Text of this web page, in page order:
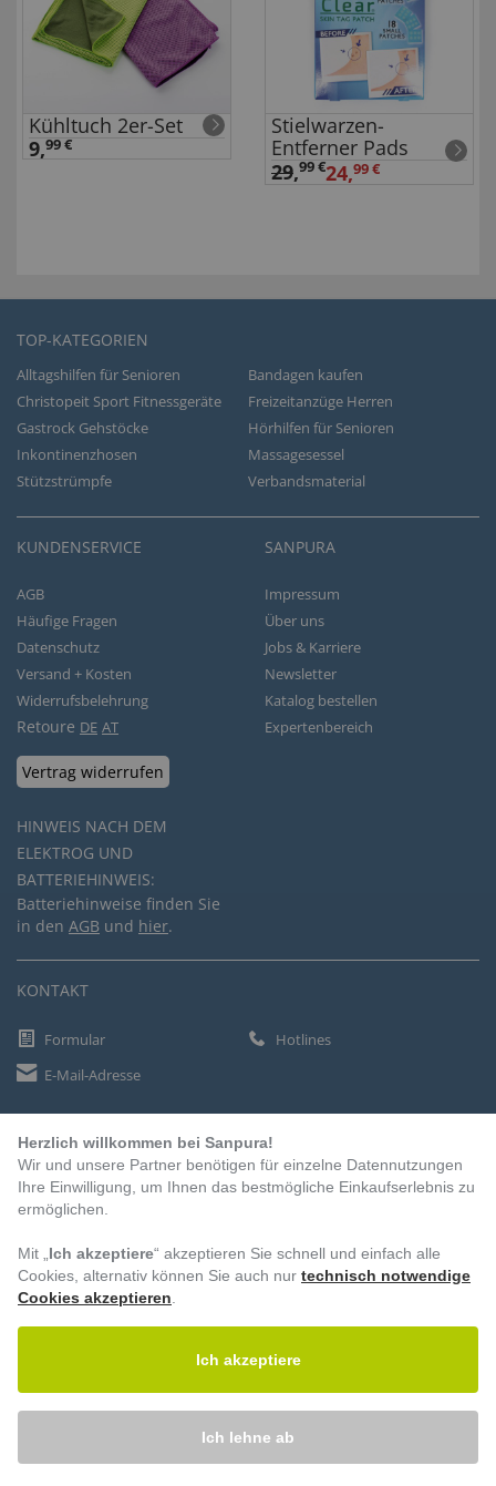
Kühltuch 2er-Set
9,99 €
Stielwarzen-
Entferner Pads
29,99 €24,99 €
TOP-KATEGORIEN
Alltagshilfen für Senioren
Bandagen kaufen
Christopeit Sport Fitnessgeräte
Freizeitanzüge Herren
Gastrock Gehstöcke
Hörhilfen für Senioren
Inkontinenzhosen
Massagesessel
Stützstrümpfe
Verbandsmaterial
KUNDENSERVICE
AGB
Häufige Fragen
Datenschutz
Versand + Kosten
Widerrufsbelehrung
Retoure DE AT
Vertrag widerrufen
HINWEIS NACH DEM
ELEKTROG UND
BATTERIEHINWEIS:
Batteriehinweise finden Sie
in den AGB und hier.
SANPURA
Impressum
Über uns
Jobs & Karriere
Newsletter
Katalog bestellen
Expertenbereich
KONTAKT
Formular
Hotlines
E-Mail-Adresse
ZAHLUNGSARTEN
Vorkasse
BESUCHEN SIE UNS
Herzlich willkommen bei Sanpura!
Wir und unsere Partner benötigen für einzelne Datennutzungen
Ihre Einwilligung, um Ihnen das bestmögliche Einkaufserlebnis zu
ermöglichen.
Mit „ Ich akzeptiere“ akzeptieren Sie schnell und einfach alle
Cookies, alternativ können Sie auch nur technisch notwendige
Cookies akzeptieren
Ich akzeptiere
Ich lehne ab